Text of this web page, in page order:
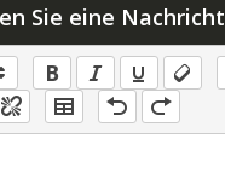
Sie eine Nachricht